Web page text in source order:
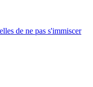
de ne pas s'immiscer